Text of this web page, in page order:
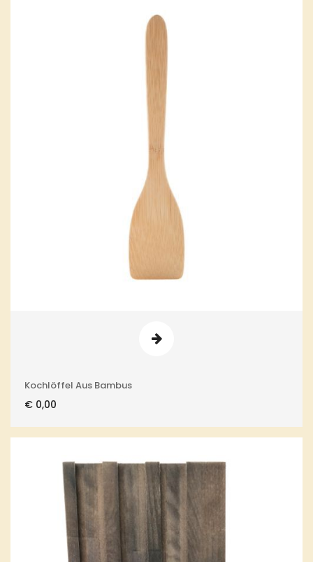
Kochlöffel Aus Bambus
€ 0,00